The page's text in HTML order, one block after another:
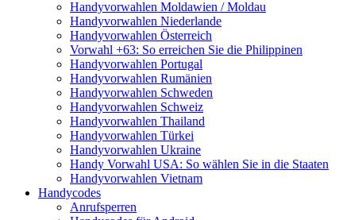
Handyvorwahlen Moldawien / Moldau
Handyvorwahlen Niederlande
Handyvorwahlen Österreich
Vorwahl +63: So erreichen Sie die Philippinen
Handyvorwahlen Portugal
Handyvorwahlen Rumänien
Handyvorwahlen Schweden
Handyvorwahlen Schweiz
Handyvorwahlen Thailand
Handyvorwahlen Türkei
Handyvorwahlen Ukraine
Handy Vorwahl USA: So wählen Sie in die Staaten
Handyvorwahlen Vietnam
Handycodes
Anrufsperren